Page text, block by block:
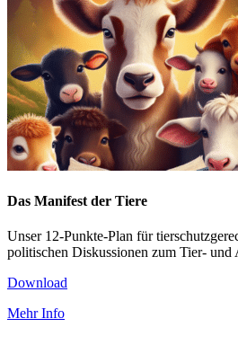
Das Manifest der Tiere
Unser 12-Punkte-Plan für
politischen Diskussionen zum Tier- und
Download
Mehr Info